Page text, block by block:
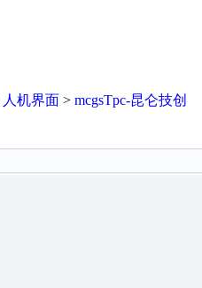
人机界面 > mcgsTpc-昆仑技创